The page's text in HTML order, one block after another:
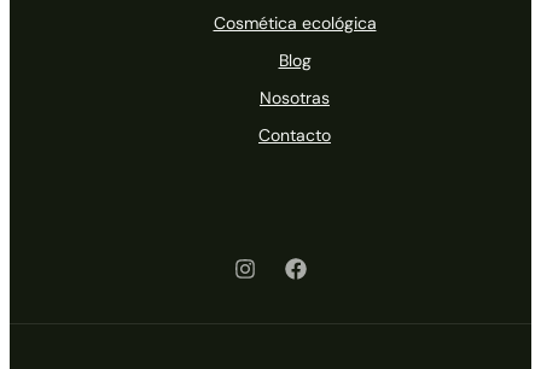
Cosmética ecológica
Blog
Nosotras
Contacto